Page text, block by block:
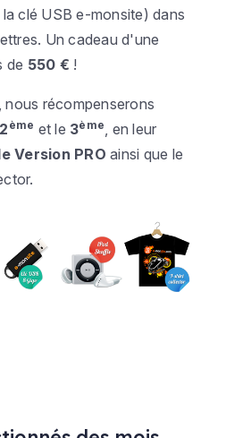
clé USB e-monsite) dans
Un cadeau d'une
de 550 € !
nous récompenserons
2 ème et le 3ème, en leur
Version PRO ainsi que le